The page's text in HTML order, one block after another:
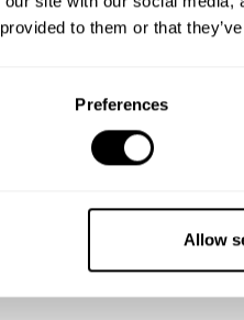
to them or that
Preferences
Allow